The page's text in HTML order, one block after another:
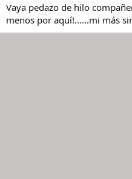
Vaya pedazo de hilo
menos por aquí!......mi más